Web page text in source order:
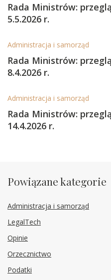
Rada Ministrów:
5.5.2026 r.
Administracja i samorząd
Rada Ministrów:
8.4.2026 r.
Administracja i samorząd
Rada Ministrów:
14.4.2026 r.
Powiązane kategorie
Administracja i samorząd
LegalTech
Opinie
Orzecznictwo
Podatki